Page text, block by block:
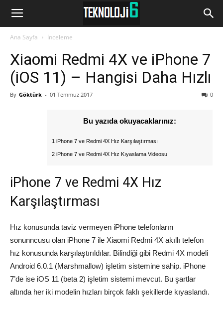
www.Teknoloji6.com
Ana Sayfa İnceleme
Xiaomi Redmi 4X ve iPhone 7
(iOS 11) – Hangisi Daha Hızlı
By Göktürk - 01 Temmuz 2017 0
Bu yazıda okuyacaklarınız:
1 iPhone 7 ve Redmi 4X Hız Karşılaştırması
2 iPhone 7 ve Redmi 4X Hız Kıyaslama Videosu
iPhone 7 ve Redmi 4X Hız
Karşılaştırması
Hız konusunda taviz vermeyen iPhone telefonların
sonunncusu olan iPhone 7 ile Xiaomi Redmi 4X akıllı telefon
hız konusunda karşılaştırıldılar. Bilindiği gibi Redmi 4X modeli
Android 6.0.1 (Marshmallow) işletim sistemine sahip. iPhone
7’de ise iOS 11 (beta 2) işletim sistemi mevcut. Bu şartlar
altında her iki modelin hızları birçok faklı şekillerde kıyaslandı.